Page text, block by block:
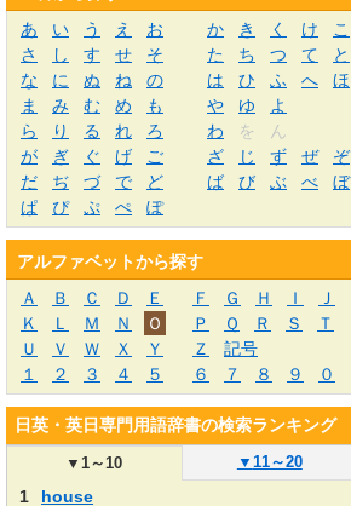
あ
い う え お か き く け
こ
さ
し す せ そ た ち つ て
と
な
に ぬ ね の は ひ ふ へ
ほ
ま
み む め も や ゆ
よ
ら
り る れ ろ わ を
ん
が
ぎ ぐ げ ご ざ じ ず ぜ
ぞ
だ
ぢ づ で ど ば び ぶ べ
ぼ
ぱ
ぴ ぷ ぺ ぽ
アルファベットから探す
Ａ
Ｂ Ｃ Ｄ Ｅ Ｆ Ｇ Ｈ Ｉ
Ｊ
Ｋ
Ｌ Ｍ Ｎ Ｏ Ｐ Ｑ Ｒ Ｓ
Ｔ
Ｕ
Ｖ Ｗ Ｘ Ｙ Ｚ
記号
１
２ ３ ４ ５ ６ ７ ８ ９ ０
日英・英日専門用語辞書の検索ランキング
▼1～10 ▼ 11～20
1 house